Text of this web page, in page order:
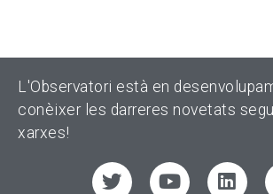
L'Observatori està en
conèixer les darreres novetats
xarxes!